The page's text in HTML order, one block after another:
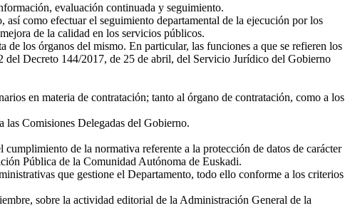
evaluación continuada y seguimiento.
como efectuar el seguimiento departamental de la ejecución por los
de la calidad en los servicios públicos.
de los órganos del mismo. En particular, las funciones a que se refieren los
Decreto 144/2017, de 25 de abril, del Servicio Jurídico del Gobierno
en materia de contratación; tanto al órgano de contratación, como a los
las Comisiones Delegadas del Gobierno.
de la normativa referente a la protección de datos de carácter
Pública de la Comunidad Autónoma de Euskadi.
que gestione el Departamento, todo ello conforme a los criterios
sobre la actividad editorial de la Administración General de la